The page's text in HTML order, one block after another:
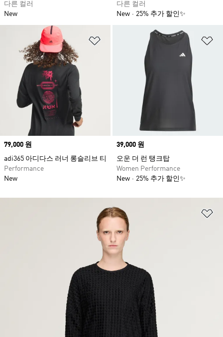
다른 컬러
New
다른 컬러
New
25% 추가 할인✨
위시리스트 담기
Price
79,000 원
adi365 아디다스 러너 롱슬리브 티
Performance
New
Price
39,000 원
오운 더 런 탱크탑
Women Performance
New
25% 추가 할인✨